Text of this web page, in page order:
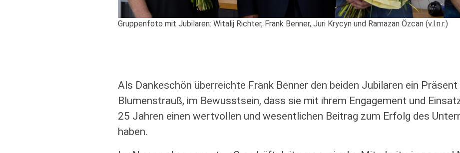
Gruppenfoto mit Jubilaren: Witalij Richter, Frank Benner, Juri Krycyn und Ramazan Özcan (v.l.n.r.)
Als Dankeschön überreichte Frank Benner den beiden Jubilaren ein Präsent
Blumenstrauß, im Bewusstsein, dass sie mit ihrem Engagement und
25 Jahren einen wertvollen und wesentlichen Beitrag zum Erfolg des
haben.